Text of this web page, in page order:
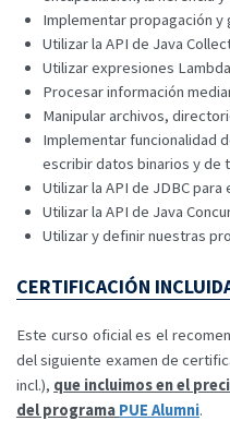
Implementar propagación
Utilizar la API de Java
Utilizar expresiones
Procesar información
Manipular archivos,
Implementar funcionalidad
escribir datos binarios y de
Utilizar la API de JDBC
Utilizar la API de Java
Utilizar y definir nuestras
CERTIFICACIÓN
Este curso oficial es el
del siguiente examen de
incl.), que incluimos en el
del programa PUE Alumni.